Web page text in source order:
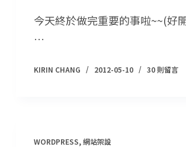
今天終於做完重要的事啦~~(好
…
KIRIN CHANG 2012-05-10 30 則留言
WORDPRESS,網站架設